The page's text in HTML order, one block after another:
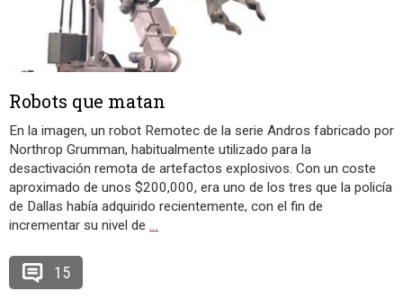
Robots que matan
En la imagen, un robot Remotec de la serie Andros fabricado por
Northrop Grumman, habitualmente utilizado para la
desactivación remota de artefactos explosivos. Con un coste
aproximado de unos $200,000, era uno de los tres que la policía
de Dallas había adquirido recientemente, con el fin de
incrementar su nivel de …
15